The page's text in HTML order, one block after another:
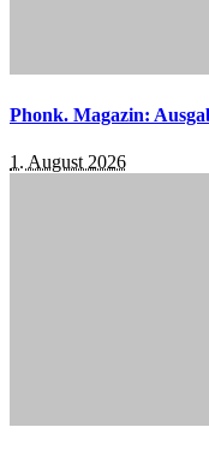
Phonk. Magazin:
1. August 2026